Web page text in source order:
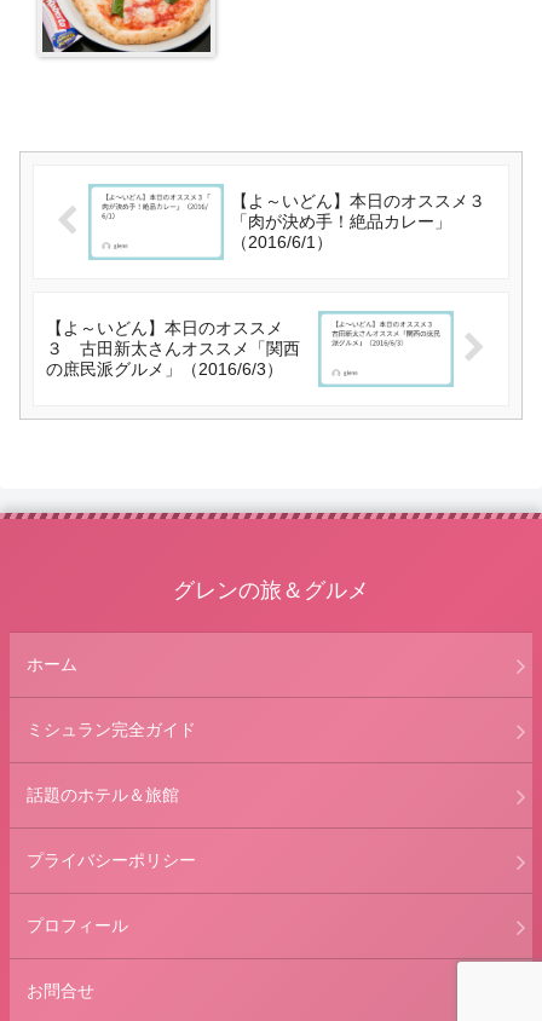
【よ～いどん】本日のオススメ３
「肉が決め手！絶品カレー」
（2016/6/1）
【よ～いどん】本日のオススメ
３ 古田新太さんオススメ「関西
の庶民派グルメ」（2016/6/3）
グレンの旅＆グルメ
ホーム
ミシュラン完全ガイド
話題のホテル＆旅館
プライバシーポリシー
プロフィール
お問合せ